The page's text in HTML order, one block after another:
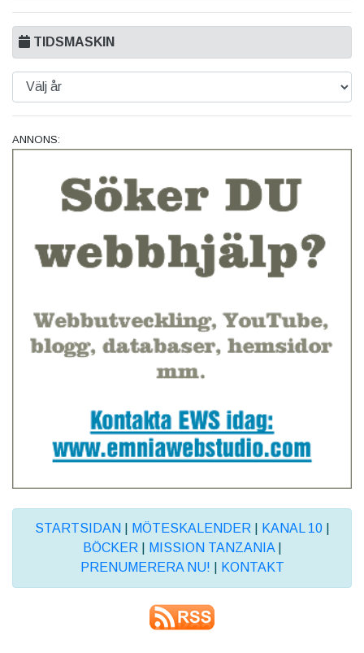
TIDSMASKIN
ANNONS:
STARTSIDAN MÖTESKALENDER KANAL 10|
BÖCKER
MISSION TANZANIA|
PRENUMERERA NU!
KONTAKT